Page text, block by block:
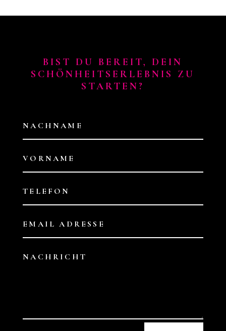
BIST DU BEREIT, DEIN
SCHÖNHEITSERLEBNIS ZU
STARTEN?